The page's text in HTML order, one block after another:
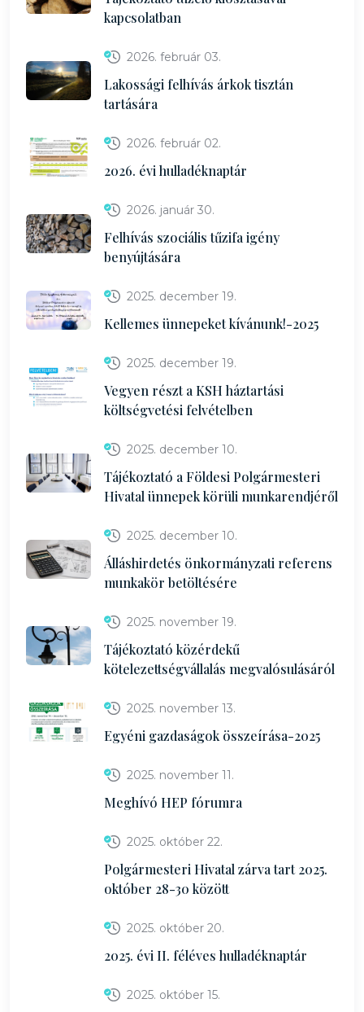
kapcsolatban
2026. február 03.
Lakossági felhívás árkok tisztán
tartására
2026. február 02.
2026. évi hulladéknaptár
2026. január 30.
Felhívás szociális tűzifa igény
benyújtására
2025. december 19.
Kellemes ünnepeket kívánunk!-2025
2025. december 19.
Vegyen részt a KSH háztartási
költségvetési felvételben
2025. december 10.
Tájékoztató a Földesi Polgármesteri
Hivatal ünnepek körüli munkarendjéről
2025. december 10.
Álláshirdetés önkormányzati referens
munkakör betöltésére
2025. november 19.
Tájékoztató közérdekű
kötelezettségvállalás megvalósulásáról
2025. november 13.
Egyéni gazdaságok összeírása-2025
2025. november 11.
Meghívó HEP fórumra
2025. október 22.
Polgármesteri Hivatal zárva tart 2025.
október 28-30 között
2025. október 20.
2025. évi II. féléves hulladéknaptár
2025. október 15.